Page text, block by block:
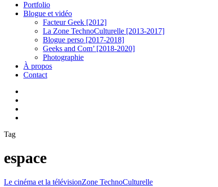
Portfolio
Blogue et vidéo
Facteur Geek [2012]
La Zone TechnoCulturelle [2013-2017]
Blogue perso [2017-2018]
Geeks and Com’ [2018-2020]
Photographie
À propos
Contact
Tag
espace
[Critique
Le cinéma et la télévisionZone TechnoCulturelle